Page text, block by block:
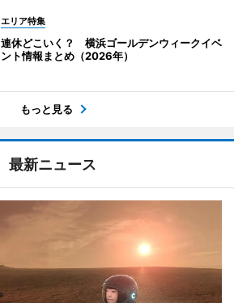
エリア特集
連休どこいく？ 横浜ゴールデンウィークイベ
ント情報まとめ（2026年）
もっと見る
最新ニュース